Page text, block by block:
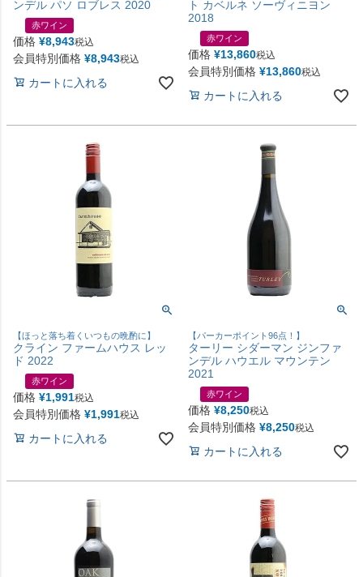
ンデル パソ ロブレス 2020
赤ワイン
価格 ¥8,943税込
会員特別価格 ¥8,943税込
カートに入れる
ト カベルネ ソーヴィニヨン
2018
赤ワイン
価格 ¥13,860税込
会員特別価格 ¥13,860税込
カートに入れる
【ほっと落ち着くいつもの晩酌に】
クライン ファームハウス レッ
ド 2022
赤ワイン
価格 ¥1,991税込
会員特別価格 ¥1,991税込
カートに入れる
【パーカーポイント96点！】
ターリー シダーマン ジンファ
ンデル ハウエル マウンテン
2021
赤ワイン
価格 ¥8,250税込
会員特別価格 ¥8,250税込
カートに入れる